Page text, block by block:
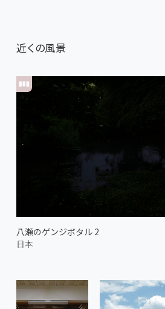
近くの風景
八瀬のゲンジボタル 2
日本